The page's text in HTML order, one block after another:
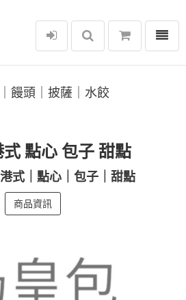
選單
饅頭｜披薩｜水餃
點心 包子 甜點
式｜點心｜包子｜甜點
商品資訊